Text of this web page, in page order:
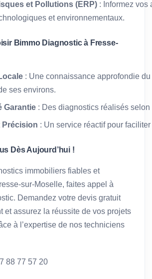
et Pollutions (ERP) : Informez vos
et environnementaux.
Bimmo Diagnostic à Fresse-
: Une connaissance approfondie
ses environs.
Garantie : Des diagnostics réalisés
Précision : Un service réactif pour
Dès Aujourd’hui !
immobiliers fiables et
sur-Moselle, faites appel à
Demandez votre devis gratuit
et assurez la réussite de vos projets
à l’expertise de nos techniciens
88 77 57 20